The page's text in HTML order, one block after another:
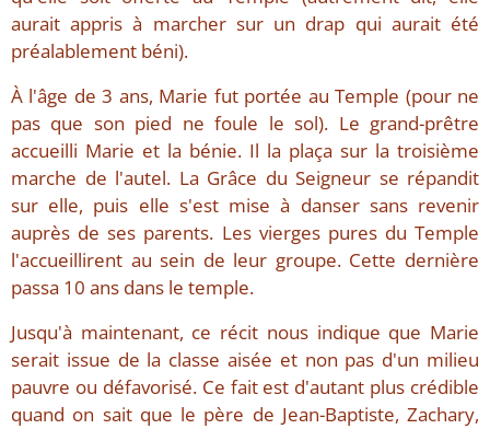
aurait appris à marcher sur un drap qui aurait été
préalablement béni).
À l'âge de 3 ans, Marie fut portée au Temple (pour ne
pas que son pied ne foule le sol). Le grand-prêtre
accueilli Marie et la bénie. Il la plaça sur la troisième
marche de l'autel. La Grâce du Seigneur se répandit
sur elle, puis elle s'est mise à danser sans revenir
auprès de ses parents. Les vierges pures du Temple
l'accueillirent au sein de leur groupe. Cette dernière
passa 10 ans dans le temple.
Jusqu'à maintenant, ce récit nous indique que Marie
serait issue de la classe aisée et non pas d'un milieu
pauvre ou défavorisé. Ce fait est d'autant plus crédible
quand on sait que le père de Jean-Baptiste, Zachary,